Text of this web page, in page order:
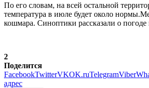
По его словам, на всей остальной
температура в июле будет около
кошмара. Синоптики рассказали о
2
Поделится
FacebookTwitterVKOK.ruTelegramViber
адрес